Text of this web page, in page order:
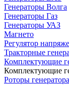
Генераторы Волга
Генераторы Газ
Генераторы УАЗ
Магнето
Регулятор
Тракторные
Комплектующие
Комплектующие
Роторы генератора